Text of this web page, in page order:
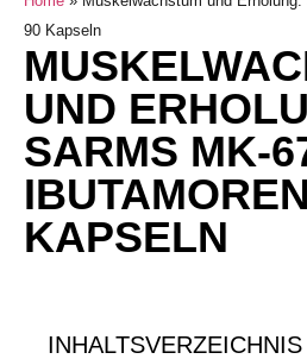
90 Kapseln
UND
SARMS MK-
KAPSELN
INHALTSVERZEICHNIS